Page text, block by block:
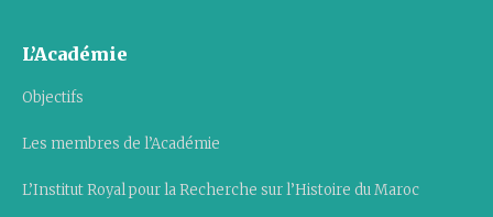
L’Académie
Objectifs
Les membres de l’Académie
L’Institut Royal pour la Recherche sur l’Histoire du Maroc